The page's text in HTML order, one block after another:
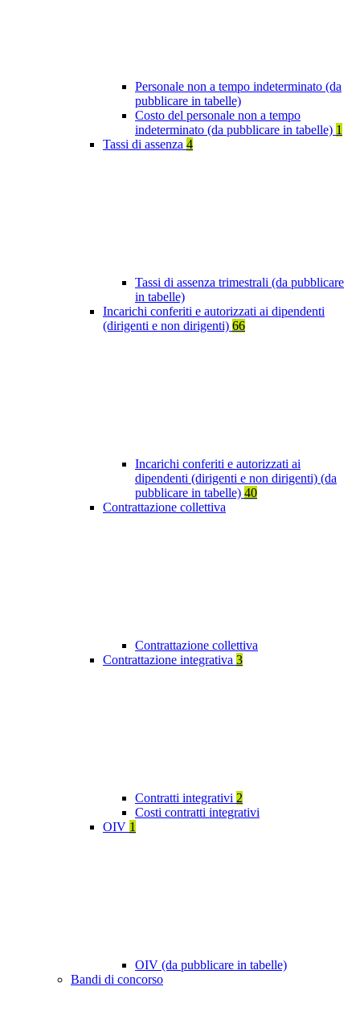
Personale non a tempo indeterminato (da
pubblicare in tabelle)
Costo del personale non a tempo
indeterminato (da pubblicare in tabelle) 1
Tassi di assenza 4
Tassi di assenza trimestrali (da pubblicare
in tabelle)
Incarichi conferiti e autorizzati ai dipendenti
(dirigenti e non dirigenti) 66
Incarichi conferiti e autorizzati ai
dipendenti (dirigenti e non dirigenti) (da
pubblicare in tabelle) 40
Contrattazione collettiva
Contrattazione collettiva
Contrattazione integrativa 3
Contratti integrativi 2
Costi contratti integrativi
OIV 1
OIV (da pubblicare in tabelle)
Bandi di concorso